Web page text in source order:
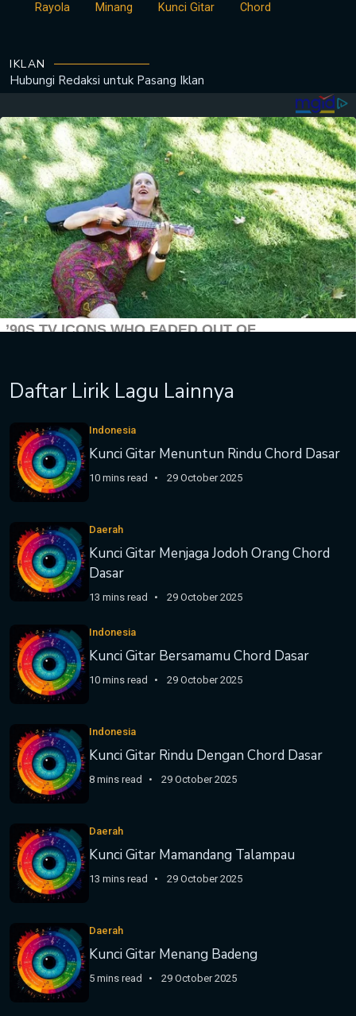
Rayola Minang Kunci Gitar Chord
IKLAN
Hubungi Redaksi untuk Pasang Iklan
Daftar Lirik Lagu Lainnya
Indonesia
Kunci Gitar Menuntun Rindu Chord Dasar
10 mins read 29 October 2025
Daerah
Kunci Gitar Menjaga Jodoh Orang Chord
Dasar
13 mins read 29 October 2025
Indonesia
Kunci Gitar Bersamamu Chord Dasar
10 mins read 29 October 2025
Indonesia
Kunci Gitar Rindu Dengan Chord Dasar
8 mins read 29 October 2025
Daerah
Kunci Gitar Mamandang Talampau
13 mins read 29 October 2025
Daerah
Kunci Gitar Menang Badeng
5 mins read 29 October 2025